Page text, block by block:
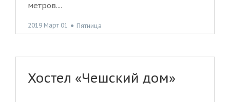
метров....
2019 Март 01 ● Пятница
Хостел «Чешский дом»